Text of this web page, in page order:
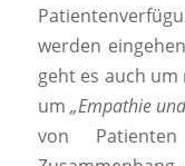
werden
geht es auch
um „Empathie
von